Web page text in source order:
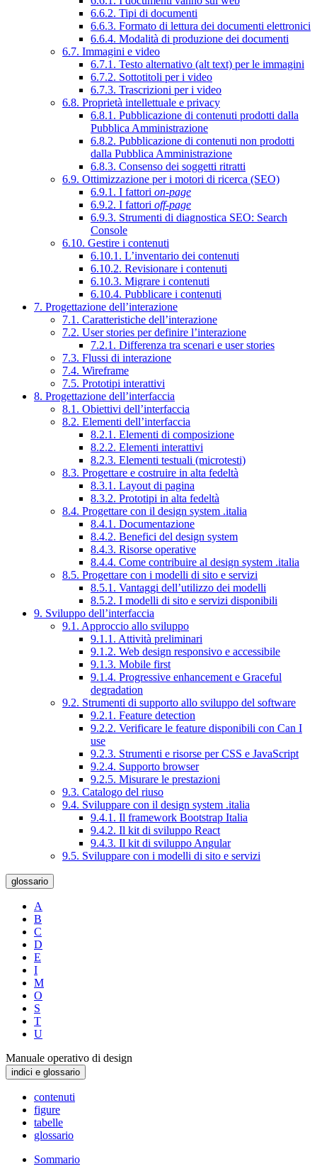
6.6.2. Tipi di documenti
6.6.3. Formato di lettura dei documenti elettronici
6.6.4. Modalità di produzione dei documenti
6.7. Immagini e video
6.7.1. Testo alternativo (alt text) per le immagini
6.7.2. Sottotitoli per i video
6.7.3. Trascrizioni per i video
6.8. Proprietà intellettuale e privacy
6.8.1. Pubblicazione di contenuti prodotti dalla
Pubblica Amministrazione
6.8.2. Pubblicazione di contenuti non prodotti
dalla Pubblica Amministrazione
6.8.3. Consenso dei soggetti ritratti
6.9. Ottimizzazione per i motori di ricerca (SEO)
6.9.1. I fattori on-page
6.9.2. I fattori off-page
6.9.3. Strumenti di diagnostica SEO: Search
Console
6.10. Gestire i contenuti
6.10.1. L’inventario dei contenuti
6.10.2. Revisionare i contenuti
6.10.3. Migrare i contenuti
6.10.4. Pubblicare i contenuti
7. Progettazione dell’interazione
7.1. Caratteristiche dell’interazione
7.2. User stories per definire l’interazione
7.2.1. Differenza tra scenari e user stories
7.3. Flussi di interazione
7.4. Wireframe
7.5. Prototipi interattivi
8. Progettazione dell’interfaccia
8.1. Obiettivi dell’interfaccia
8.2. Elementi dell’interfaccia
8.2.1. Elementi di composizione
8.2.2. Elementi interattivi
8.2.3. Elementi testuali (microtesti)
8.3. Progettare e costruire in alta fedeltà
8.3.1. Layout di pagina
8.3.2. Prototipi in alta fedeltà
8.4. Progettare con il design system .italia
8.4.1. Documentazione
8.4.2. Benefici del design system
8.4.3. Risorse operative
8.4.4. Come contribuire al design system .italia
8.5. Progettare con i modelli di sito e servizi
8.5.1. Vantaggi dell’utilizzo dei modelli
8.5.2. I modelli di sito e servizi disponibili
9. Sviluppo dell’interfaccia
9.1. Approccio allo sviluppo
9.1.1. Attività preliminari
9.1.2. Web design responsivo e accessibile
9.1.3. Mobile first
9.1.4. Progressive enhancement e Graceful
degradation
9.2. Strumenti di supporto allo sviluppo del software
9.2.1. Feature detection
9.2.2. Verificare le feature disponibili con Can I
use
9.2.3. Strumenti e risorse per CSS e JavaScript
9.2.4. Supporto browser
9.2.5. Misurare le prestazioni
9.3. Catalogo del riuso
9.4. Sviluppare con il design system .italia
9.4.1. Il framework Bootstrap Italia
9.4.2. Il kit di sviluppo React
9.4.3. Il kit di sviluppo Angular
9.5. Sviluppare con i modelli di sito e servizi
glossario
A
B
C
D
E
I
M
O
S
T
U
Manuale operativo di design
indici e glossario
contenuti
figure
tabelle
glossario
Sommario